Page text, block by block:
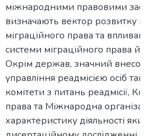
міжнародними правовими
визначають вектор розвитку
міграційного права та
системи міграційного права й
Окрім держав, значний внесок
управління реадмісією осіб
комітети з питань реадмісії,
права та Міжнародна
характеристику діяльності